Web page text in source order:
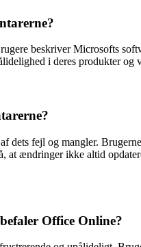
beskriver Microsofts
i deres produkter
fejl og mangler.
at ændringer ikke altid
Office Online?